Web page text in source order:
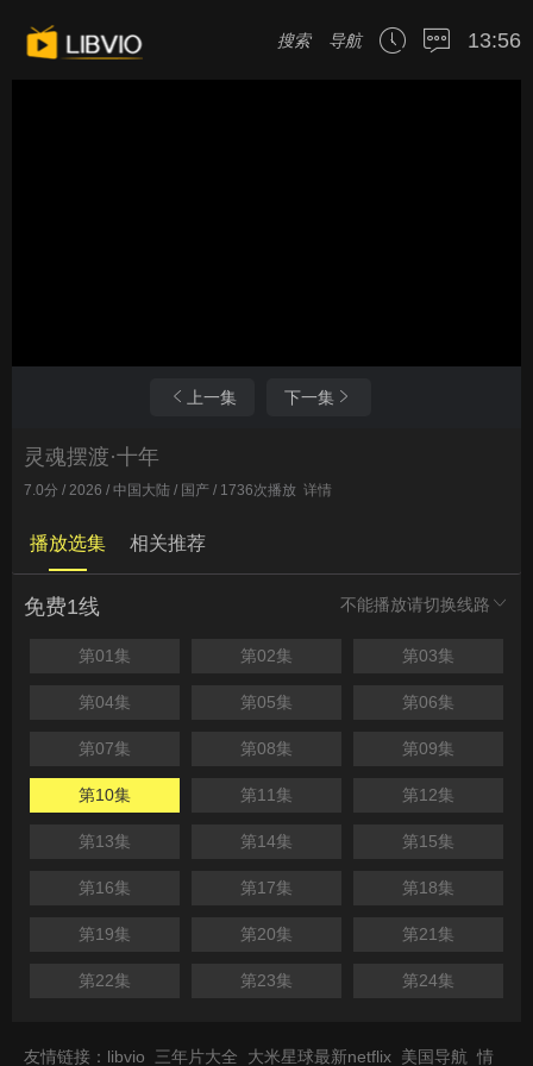
搜索 导航 13:56
上一集 下一集
灵魂摆渡·十年
7.0分 / 2026 / 中国大陆 / 国产 / 1736次播放 详情
播放选集 相关推荐
不能播放请切换线路
免费1线
第01集 第02集 第03集
第04集 第05集 第06集
第07集 第08集 第09集
第10集 第11集 第12集
第13集 第14集 第15集
第16集 第17集 第18集
第19集 第20集 第21集
第22集 第23集 第24集
友情链接： libvio 三年片大全 大米星球最新netflix 美国导航 情